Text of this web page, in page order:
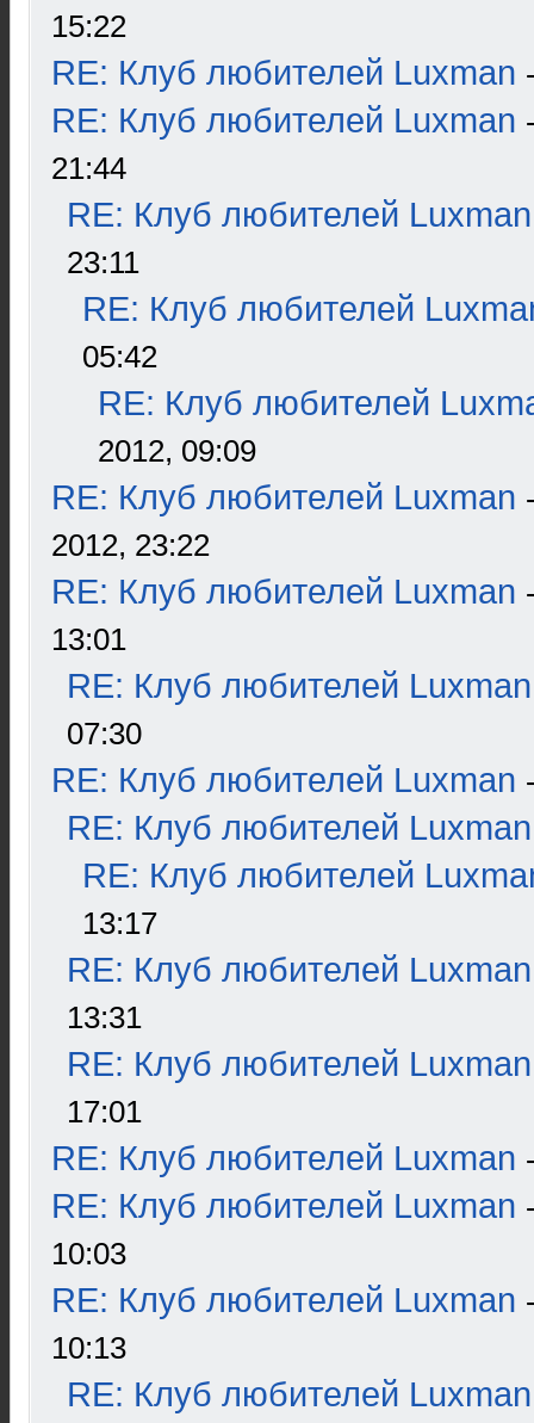
15:22
RE: Клуб любителей Luxman
RE: Клуб любителей Luxman
21:44
RE: Клуб любителей Luxman
23:11
RE: Клуб любителей
05:42
RE: Клуб любителей
2012, 09:09
RE: Клуб любителей Luxman
2012, 23:22
RE: Клуб любителей Luxman
13:01
RE: Клуб любителей Luxman
07:30
RE: Клуб любителей Luxman
RE: Клуб любителей Luxman
RE: Клуб любителей
13:17
RE: Клуб любителей Luxman
13:31
RE: Клуб любителей Luxman
17:01
RE: Клуб любителей Luxman
RE: Клуб любителей Luxman
10:03
RE: Клуб любителей Luxman
10:13
RE: Клуб любителей Luxman